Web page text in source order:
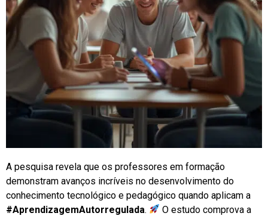
A pesquisa revela que os professores em formação
demonstram avanços incríveis no desenvolvimento do
conhecimento tecnológico e pedagógico quando aplicam a
#AprendizagemAutorregulada.
O estudo comprova a